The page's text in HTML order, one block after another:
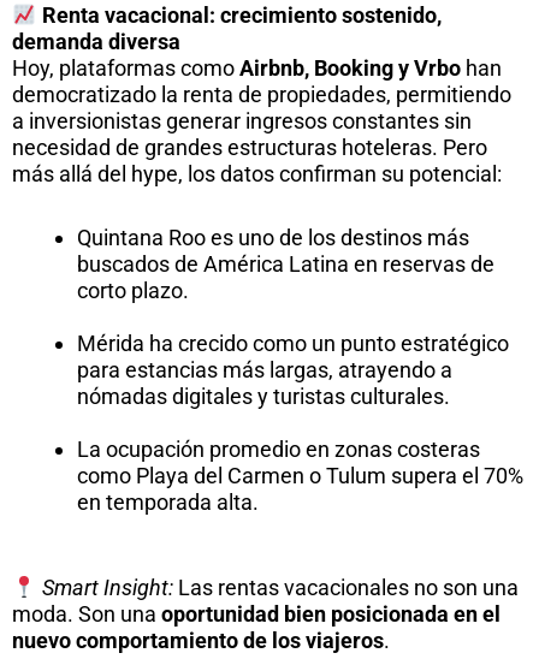
Renta vacacional: crecimiento sostenido,
demanda diversa
Hoy, plataformas comoAirbnb, Booking y Vrbo han
democratizado la renta de propiedades, permitiendo
a inversionistas generar ingresos constantes sin
necesidad de grandes estructuras hoteleras. Pero
más allá del hype, los datos confirman su potencial:
Quintana Roo es uno de los destinos más
buscados de América Latina en reservas de
corto plazo.
Mérida ha crecido como un punto estratégico
para estancias más largas, atrayendo a
nómadas digitales y turistas culturales.
La ocupación promedio en zonas costeras
como Playa del Carmen o Tulum supera el 70%
en temporada alta.
Smart Insight:Las rentas vacacionales no son una
moda. Son una oportunidad bien posicionada en el
nuevo comportamiento de los viajeros.